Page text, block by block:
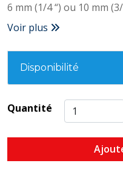
6 mm (1/4 “) ou 10 mm
Voir plus
Disponibilité
Quantité